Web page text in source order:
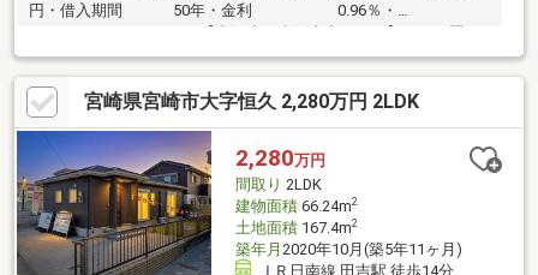
円・借入期間 50年・金利 0.96％・
明・シャッター雨戸付！購入時の諸費用を抑えられます♪豊富な収
納量が魅力です！オススメポイント・駐車場３台駐車可能・豊富
な収納スペース・家族との会話も弾むカウンターキッチン・清潔
感がありお手入れがしやすい人造大理石のシンク・【省令準耐火
構造】 外部の延焼、各室の防火、他室への延焼遅延・明るい南
向きのお部屋周辺環境トライアル宮崎恒久店 徒歩8分
宮崎県宮崎市大字恒久 2,280万円 2LDK
2,280万円
間取り 2LDK
建物面積66.24m2
土地面積167.4m2
築年月 2020年10月(築5年11ヶ月)
ＪＲ日南線 田吉駅 徒歩14分